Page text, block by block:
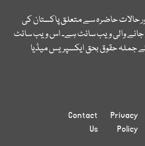
حالات حاضرہ سے متعلق پاکستان کی
والی ویب سائٹ ہے۔ اس ویب سائٹ
کے جملہ حقوق بحق ایکسپریس میڈیا
Privacy
Policy
Contact
Us